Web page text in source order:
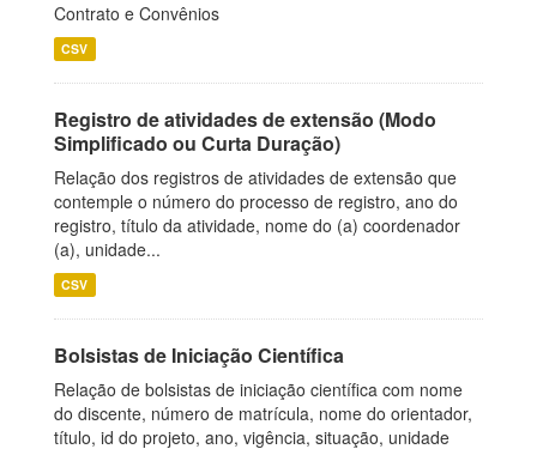
Contrato e Convênios
CSV
Registro de atividades de extensão (Modo
Simplificado ou Curta Duração)
Relação dos registros de atividades de extensão que
contemple o número do processo de registro, ano do
registro, título da atividade, nome do (a) coordenador
(a), unidade...
CSV
Bolsistas de Iniciação Científica
Relação de bolsistas de iniciação científica com nome
do discente, número de matrícula, nome do orientador,
título, id do projeto, ano, vigência, situação, unidade